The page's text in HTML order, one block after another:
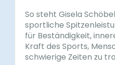
So steht Gisela
sportliche
für Beständigkeit,
Kraft des Sports,
schwierige Zeiten zu